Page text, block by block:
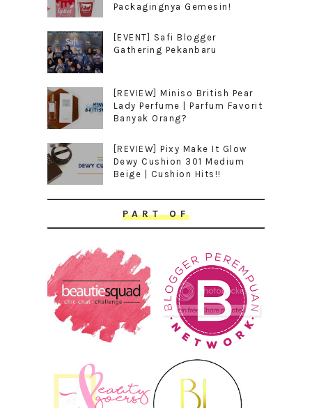
Packagingnya Gemesin!
[EVENT] Safi Blogger
Gathering Pekanbaru
[REVIEW] Miniso British Pear
Lady Perfume | Parfum Favorit
Banyak Orang?
[REVIEW] Pixy Make It Glow
Dewy Cushion 301 Medium
Beige | Cushion Hits!!
PART OF